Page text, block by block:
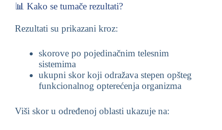
📊 Kako se tumače rezultati?
Rezultati su prikazani kroz:
skorove po pojedinačnim telesnim
sistemima
ukupni skor koji odražava stepen opšteg
funkcionalnog opterećenja organizma
Viši skor u određenoj oblasti ukazuje na: